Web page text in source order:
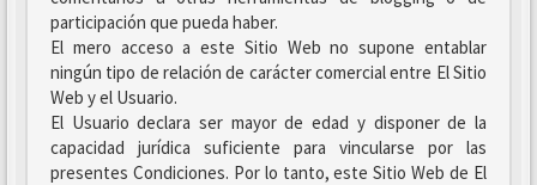
participación que pueda haber.
El mero acceso a este Sitio Web no supone entablar
ningún tipo de relación de carácter comercial entre El Sitio
Web y el Usuario.
El Usuario declara ser mayor de edad y disponer de la
capacidad jurídica suficiente para vincularse por las
presentes Condiciones. Por lo tanto, este Sitio Web de El